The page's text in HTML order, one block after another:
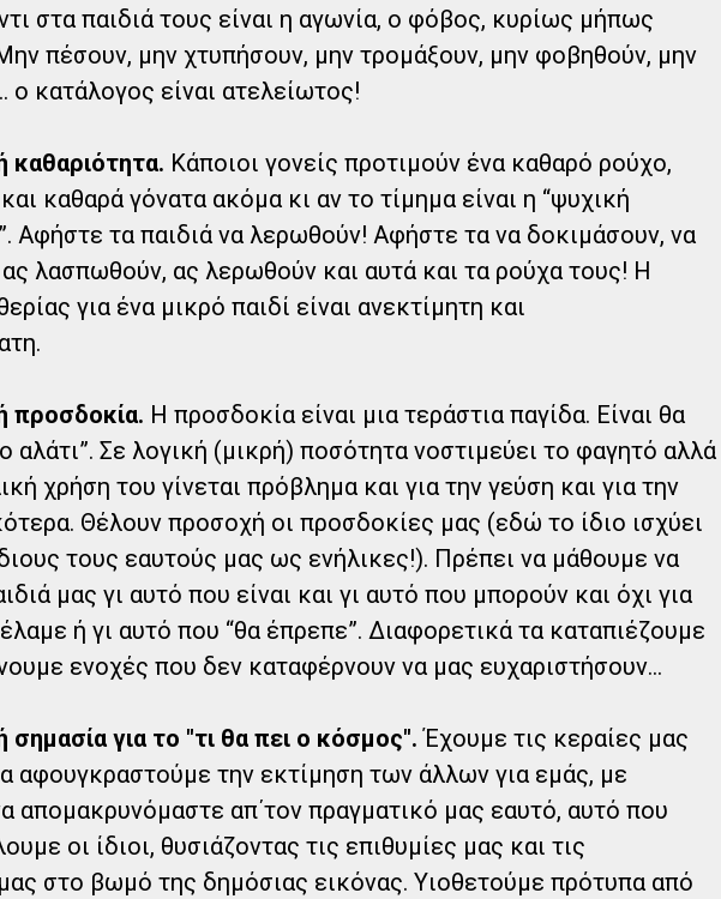
στα παιδιά τους είναι η αγωνία, ο φόβος, κυρίως μήπως
πέσουν, μην χτυπήσουν, μην τρομάξουν, μην φοβηθούν, μην
ο κατάλογος είναι ατελείωτος!
καθαριότητα. Κάποιοι γονείς προτιμούν ένα καθαρό ρούχο,
καθαρά γόνατα ακόμα κι αν το τίμημα είναι η “ψυχική
Αφήστε τα παιδιά να λερωθούν! Αφήστε τα να δοκιμάσουν, να
ας λασπωθούν, ας λερωθούν και αυτά και τα ρούχα τους! Η
για ένα μικρό παιδί είναι ανεκτίμητη και
προσδοκία. Η προσδοκία είναι μια τεράστια παγίδα. Είναι θα
αλάτι”. Σε λογική (μικρή) ποσότητα νοστιμεύει το φαγητό αλλά
χρήση του γίνεται πρόβλημα και για την γεύση και για την
Θέλουν προσοχή οι προσδοκίες μας (εδώ το ίδιο ισχύει
τους εαυτούς μας ως ενήλικες!). Πρέπει να μάθουμε να
μας γι αυτό που είναι και γι αυτό που μπορούν και όχι για
ή γι αυτό που “θα έπρεπε”. Διαφορετικά τα καταπιέζουμε
ενοχές που δεν καταφέρνουν να μας ευχαριστήσουν...
σημασία για το "τι θα πει ο κόσμος". Έχουμε τις κεραίες μας
αφουγκραστούμε την εκτίμηση των άλλων για εμάς, με
απομακρυνόμαστε απ΄τον πραγματικό μας εαυτό, αυτό που
οι ίδιοι, θυσιάζοντας τις επιθυμίες μας και τις
στο βωμό της δημόσιας εικόνας. Υιοθετούμε πρότυπα από